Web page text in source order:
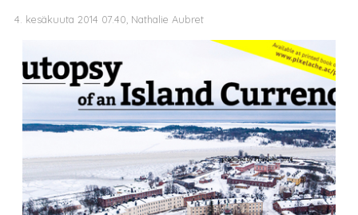
4. kesäkuuta 2014 07.40, Nathalie Aubret